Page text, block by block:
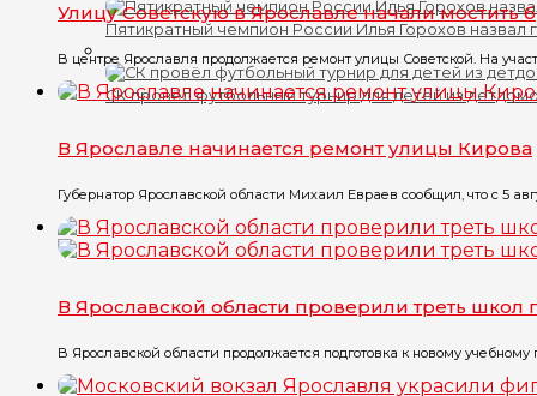
Пятикратный чемпион России Илья Горохов
СК провёл футбольный турнир для детей из
Улицу Советскую в Ярославле начали мостить
В центре Ярославля продолжается ремонт улицы Советской. На
В Ярославле начинается ремонт улицы Кирова
Губернатор Ярославской области Михаил Евраев сообщил, что с 5
В Ярославской области проверили треть
В Ярославской области продолжается подготовка к новому